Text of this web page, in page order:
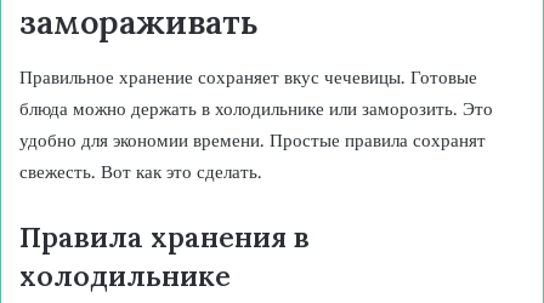
замораживать
Правильное хранение сохраняет вкус чечевицы. Готовые
блюда можно держать в холодильнике или заморозить. Это
удобно для экономии времени. Простые правила сохранят
свежесть. Вот как это сделать.
Правила хранения в
холодильнике